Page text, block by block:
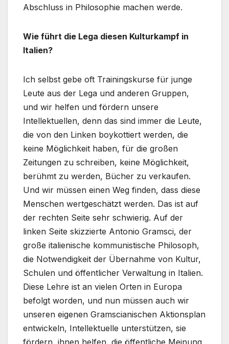
Abschluss in Philosophie machen werde.
Wie führt die Lega diesen Kulturkampf in
Italien?
Ich selbst gebe oft Trainingskurse für junge
Leute aus der Lega und anderen Gruppen,
und wir helfen und fördern unsere
Intellektuellen, denn das sind immer die Leute,
die von den Linken boykottiert werden, die
keine Möglichkeit haben, für die großen
Zeitungen zu schreiben, keine Möglichkeit,
berühmt zu werden, Bücher zu verkaufen.
Und wir müssen einen Weg finden, dass diese
Menschen wertgeschätzt werden. Das ist auf
der rechten Seite sehr schwierig. Auf der
linken Seite skizzierte Antonio Gramsci, der
große italienische kommunistische Philosoph,
die Notwendigkeit der Übernahme von Kultur,
Schulen und öffentlicher Verwaltung in Italien.
Diese Lehre ist an vielen Orten in Europa
befolgt worden, und nun müssen auch wir
unseren eigenen Gramscianischen Aktionsplan
entwickeln, Intellektuelle unterstützen, sie
fördern, ihnen helfen, die öffentliche Meinung